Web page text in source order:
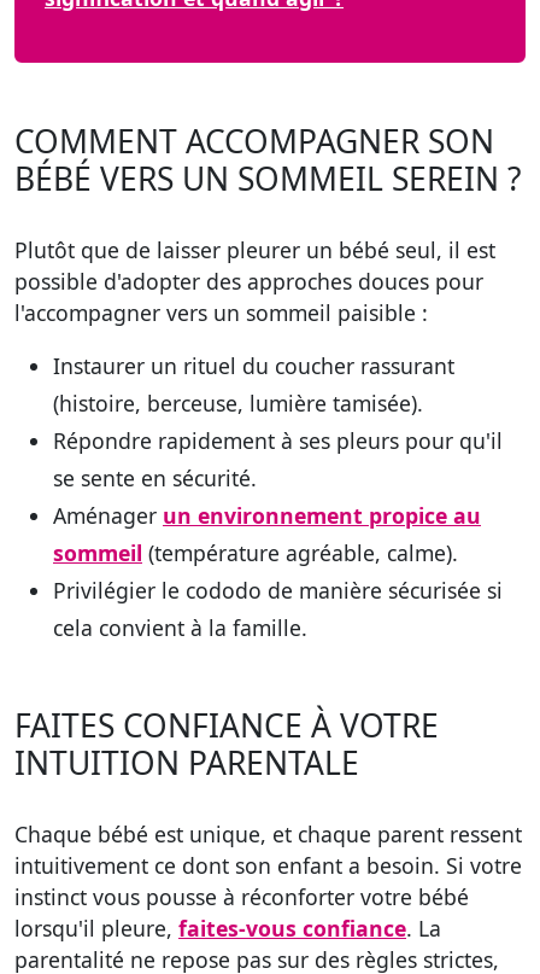
COMMENT ACCOMPAGNER SON
BÉBÉ VERS UN SOMMEIL SEREIN ?
Plutôt que de laisser pleurer un bébé seul, il est
possible d'adopter des approches douces pour
l'accompagner vers un sommeil paisible :
Instaurer un rituel du coucher rassurant
(histoire, berceuse, lumière tamisée).
Répondre rapidement à ses pleurs pour qu'il
se sente en sécurité.
Aménager un environnement propice au
sommeil (température agréable, calme).
Privilégier le cododo de manière sécurisée si
cela convient à la famille.
FAITES CONFIANCE À VOTRE
INTUITION PARENTALE
Chaque bébé est unique, et chaque parent ressent
intuitivement ce dont son enfant a besoin. Si votre
instinct vous pousse à réconforter votre bébé
lorsqu'il pleure, faites-vous confiance. La
parentalité ne repose pas sur des règles strictes,